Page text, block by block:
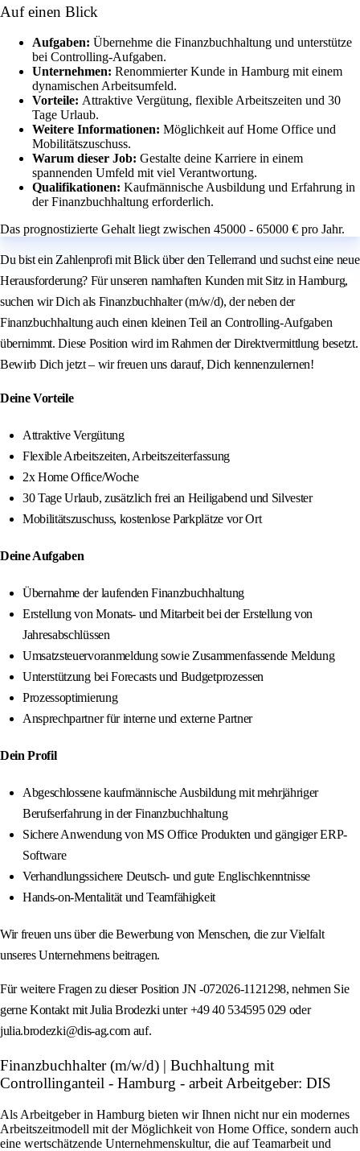
Auf einen Blick
Aufgaben: Übernehme die Finanzbuchhaltung und unterstütze
bei Controlling-Aufgaben.
Unternehmen: Renommierter Kunde in Hamburg mit einem
dynamischen Arbeitsumfeld.
Vorteile: Attraktive Vergütung, flexible Arbeitszeiten und 30
Tage Urlaub.
Weitere Informationen: Möglichkeit auf Home Office und
Mobilitätszuschuss.
Warum dieser Job: Gestalte deine Karriere in einem
spannenden Umfeld mit viel Verantwortung.
Qualifikationen: Kaufmännische Ausbildung und Erfahrung in
der Finanzbuchhaltung erforderlich.
Das prognostizierte Gehalt liegt zwischen 45000 - 65000 € pro Jahr.
Du bist ein Zahlenprofi mit Blick über den Tellerrand und suchst eine neue
Herausforderung? Für unseren namhaften Kunden mit Sitz in Hamburg,
suchen wir Dich als Finanzbuchhalter (m/w/d), der neben der
Finanzbuchhaltung auch einen kleinen Teil an Controlling-Aufgaben
übernimmt. Diese Position wird im Rahmen der Direktvermittlung besetzt.
Bewirb Dich jetzt – wir freuen uns darauf, Dich kennenzulernen!
Deine Vorteile
Attraktive Vergütung
Flexible Arbeitszeiten, Arbeitszeiterfassung
2x Home Office/Woche
30 Tage Urlaub, zusätzlich frei an Heiligabend und Silvester
Mobilitätszuschuss, kostenlose Parkplätze vor Ort
Deine Aufgaben
Übernahme der laufenden Finanzbuchhaltung
Erstellung von Monats- und Mitarbeit bei der Erstellung von
Jahresabschlüssen
Umsatzsteuervoranmeldung sowie Zusammenfassende Meldung
Unterstützung bei Forecasts und Budgetprozessen
Prozessoptimierung
Ansprechpartner für interne und externe Partner
Dein Profil
Abgeschlossene kaufmännische Ausbildung mit mehrjähriger
Berufserfahrung in der Finanzbuchhaltung
Sichere Anwendung von MS Office Produkten und gängiger ERP-
Software
Verhandlungssichere Deutsch- und gute Englischkenntnisse
Hands-on-Mentalität und Teamfähigkeit
Wir freuen uns über die Bewerbung von Menschen, die zur Vielfalt
unseres Unternehmens beitragen.
Für weitere Fragen zu dieser Position JN -072026-1121298, nehmen Sie
gerne Kontakt mit Julia Brodezki unter +49 40 534595 029 oder
julia.brodezki@dis-ag.com auf.
Finanzbuchhalter (m/w/d) | Buchhaltung mit
Controllinganteil - Hamburg - arbeit Arbeitgeber: DIS
Als Arbeitgeber in Hamburg bieten wir Ihnen nicht nur ein modernes
Arbeitszeitmodell mit der Möglichkeit von Home Office, sondern auch
eine wertschätzende Unternehmenskultur, die auf Teamarbeit und